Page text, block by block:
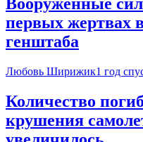
первых жертвах
генштаба
Любовь Ширижик1 год
Количество
крушения